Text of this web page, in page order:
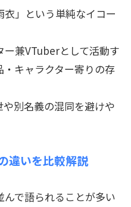
」という単純なイコー
ー兼VTuberとして活動す
キャラクター寄りの存
別名義の混同を避けや
違いを比較解説
んで語られることが多い